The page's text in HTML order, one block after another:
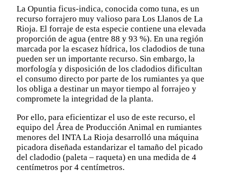
La Opuntia ficus-indica, conocida como tuna, es un
recurso forrajero muy valioso para Los Llanos de La
Rioja. El forraje de esta especie contiene una elevada
proporción de agua (entre 88 y 93 %). En una región
marcada por la escasez hídrica, los cladodios de tuna
pueden ser un importante recurso. Sin embargo, la
morfología y disposición de los cladodios dificultan
el consumo directo por parte de los rumiantes ya que
los obliga a destinar un mayor tiempo al forrajeo y
compromete la integridad de la planta.
Por ello, para eficientizar el uso de este recurso, el
equipo del Área de Producción Animal en rumiantes
menores del INTA La Rioja desarrolló una máquina
picadora diseñada estandarizar el tamaño del picado
del cladodio (paleta – raqueta) en una medida de 4
centímetros por 4 centímetros.